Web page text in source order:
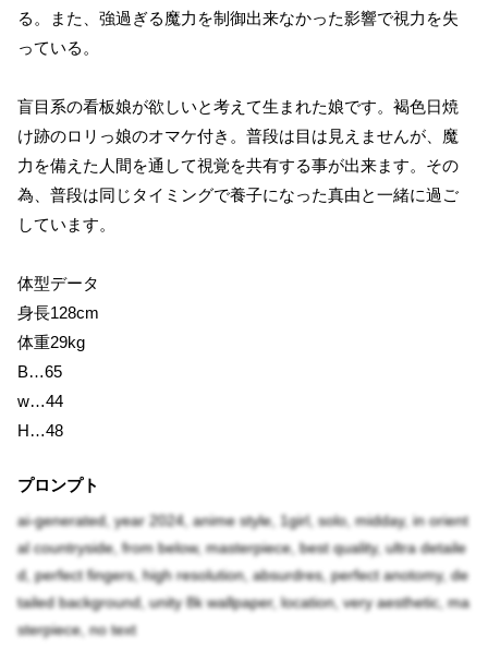
る。また、強過ぎる魔力を制御出来なかった影響で視力を失
っている。
盲目系の看板娘が欲しいと考えて生まれた娘です。褐色日焼
け跡のロリっ娘のオマケ付き。普段は目は見えませんが、魔
力を備えた人間を通して視覚を共有する事が出来ます。その
為、普段は同じタイミングで養子になった真由と一緒に過ご
しています。
体型データ
身長128cm
体重29kg
B…65
w…44
H…48
プロンプト
ai-generated, year 2024, anime style, 1girl, solo, midday, in orient
al countryside, from below, masterpiece, best quality, ultra detaile
d, perfect fingers, high resolution, absurdres, perfect anotomy, de
tailed background, unity 8k wallpaper, location, very aesthetic, ma
sterpiece, no text